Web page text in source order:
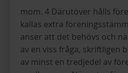
mom. 4 Därutöver hålls
kallas extra
anser att det behövs och
av en viss fråga, skriftligen
av minst en tredjedel av